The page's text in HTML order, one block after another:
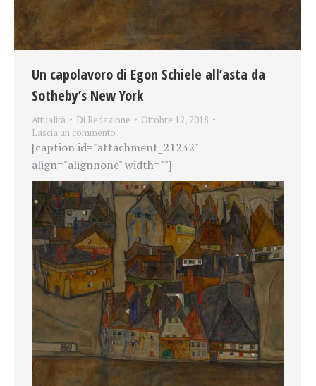
Un capolavoro di Egon Schiele all’asta da
Sotheby’s New York
Attualità Di Redazione
Ottobre 12, 2018
Lascia un commento
[caption id="attachment_21232"
align="alignnone" width=""]